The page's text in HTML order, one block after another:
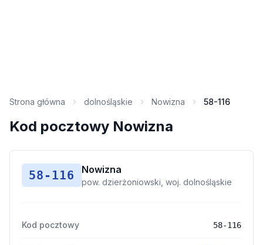
Strona główna dolnośląskie Nowizna 58-116
Kod pocztowy Nowizna
58-116 Nowizna
pow. dzierżoniowski, woj. dolnośląskie
Kod pocztowy 58-116